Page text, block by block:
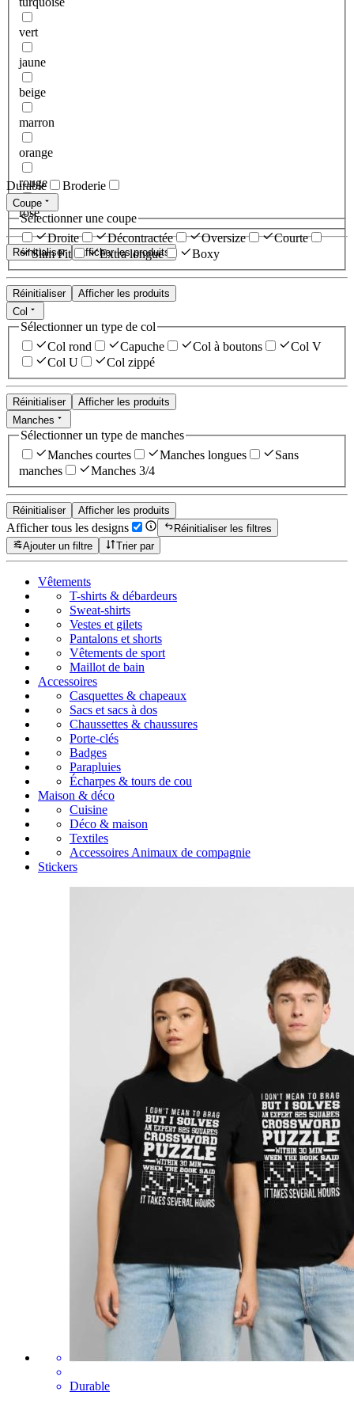
vert
jaune
beige
marron
orange
rouge
rose
Réinitialiser Afficher les produits
Durable Broderie
Coupe
Sélectionner une coupe
Droite
Décontractée Oversize
Courte
Slim Fit
Extra longue Boxy
Réinitialiser
Afficher les produits
Col
Sélectionner un type de col
Col rond
Capuche Col à boutons
Col V
Col U
Col zippé
Réinitialiser
Afficher les produits
Manches
Sélectionner un type de manches
Manches courtes
Manches longues
Sans
manches
Manches 3/4
Réinitialiser Afficher les produits
Afficher tous les designs
Réinitialiser les filtres
Ajouter un filtre
Trier par
Vêtements
T-shirts & débardeurs
Sweat-shirts
Vestes et gilets
Pantalons et shorts
Vêtements de sport
Maillot de bain
Accessoires
Casquettes & chapeaux
Sacs et sacs à dos
Chaussettes & chaussures
Porte-clés
Badges
Parapluies
Écharpes & tours de cou
Maison & déco
Cuisine
Déco & maison
Textiles
Accessoires Animaux de compagnie
Stickers
Durable